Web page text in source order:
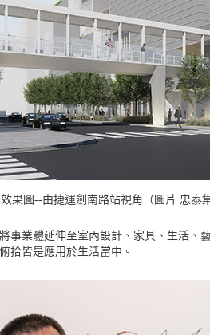
果圖--由捷運劍南路站視角（圖片 忠泰集
事業體延伸至室內設計、家具、生活、
拾皆是應用於生活當中。